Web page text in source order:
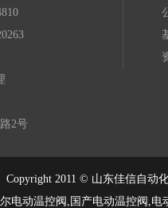
2号
Copyright 2011 © 山东佳信自动
电动温控阀,国产电动温控阀,